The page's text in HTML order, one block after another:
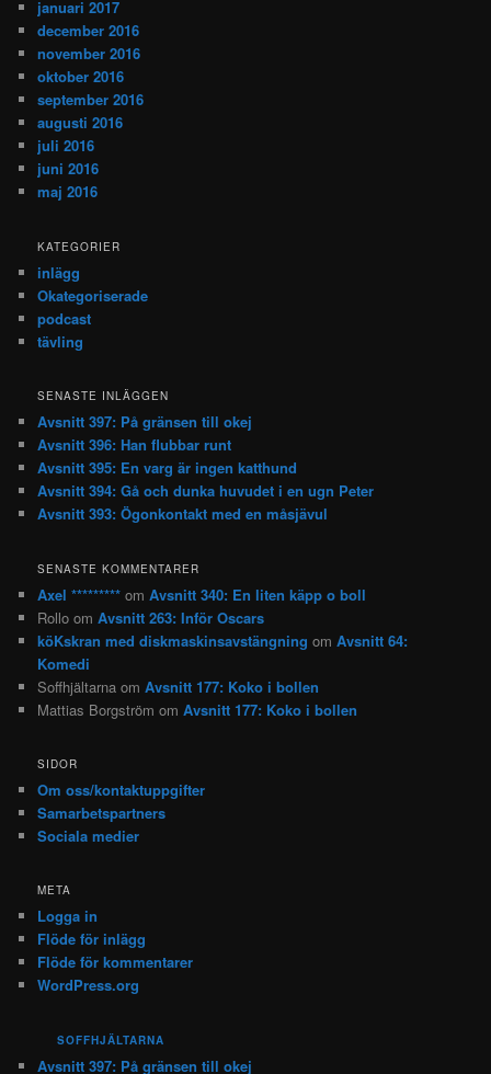
januari 2017
december 2016
november 2016
oktober 2016
september 2016
augusti 2016
juli 2016
juni 2016
maj 2016
KATEGORIER
inlägg
Okategoriserade
podcast
tävling
SENASTE INLÄGGEN
Avsnitt 397: På gränsen till okej
Avsnitt 396: Han flubbar runt
Avsnitt 395: En varg är ingen katthund
Avsnitt 394: Gå och dunka huvudet i en ugn Peter
Avsnitt 393: Ögonkontakt med en måsjävul
SENASTE KOMMENTARER
Axel ********* omAvsnitt 340: En liten käpp o boll
Rollo omAvsnitt 263: Inför Oscars
köKskran med diskmaskinsavstängning omAvsnitt 64:
Komedi
Soffhjältarna omAvsnitt 177: Koko i bollen
Mattias Borgström omAvsnitt 177: Koko i bollen
SIDOR
Om oss/kontaktuppgifter
Samarbetspartners
Sociala medier
META
Logga in
Flöde för inlägg
Flöde för kommentarer
WordPress.org
SOFFHJÄLTARNA
Avsnitt 397: På gränsen till okej